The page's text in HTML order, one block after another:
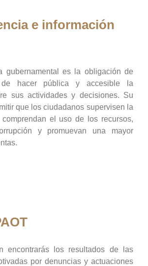
e información
gubernamental es la obligación de
de hacer pública y accesible la
sus actividades y decisiones. Su
que los ciudadanos supervisen la
el uso de los recursos,
y promuevan una mayor
encontrarás los resultados de las
por denuncias y actuaciones